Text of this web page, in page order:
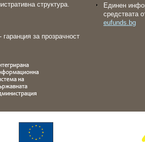
структура.
за прозрачност
Eдинен
средствата
eufunds.bg